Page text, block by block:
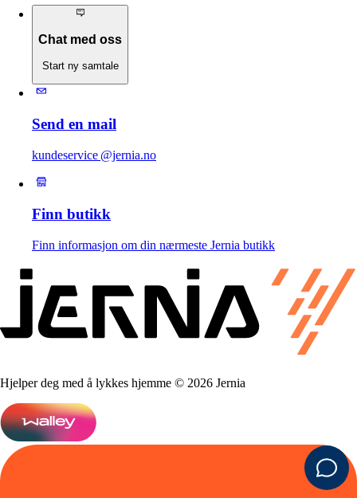
Chat med oss
Start ny samtale
Send en mail
kundeservice @jernia.no
Finn butikk
Finn informasjon om din nærmeste Jernia butikk
Hjelper deg med å lykkes hjemme © 2026 Jernia